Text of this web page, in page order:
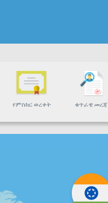
የምስክር ወረቀት ቁጥራዊ መረጃ